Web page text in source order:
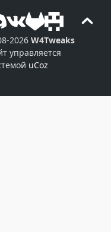
2026 W4Tweaks
управляется
uCoz